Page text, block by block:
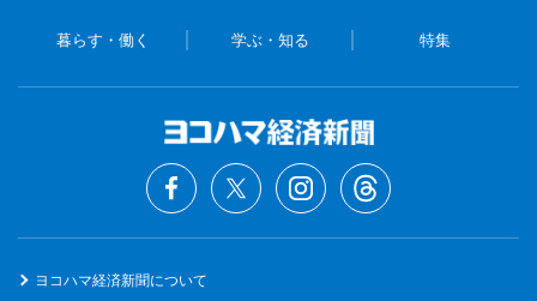
暮らす・働く 学ぶ・知る 特集
ヨコハマ経済新聞について